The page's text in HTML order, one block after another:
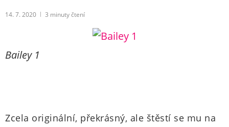
14. 7. 2020 3 minuty čtení
Bailey 1
Zcela originální, překrásný, ale štěstí se mu na